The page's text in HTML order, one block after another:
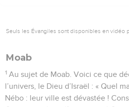
Seuls les Évangiles sont disponibles en vidéo
Moab
1 Au sujet de Moab. Voici ce que
l’univers, le Dieu d’Israël : « Quel
Nébo : leur ville est dévastée !